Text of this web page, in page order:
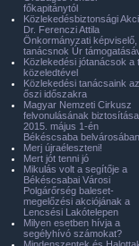
főkapitánytól
Közlekedésbiztonsági
Dr. Ferenczi Attila
Önkormányzati képviselő,
tanácsnok Úr
Közlekedési jótanácsok a
közeledtével
Közlekedési tanácsaink az
őszi időszakra
Magyar Nemzeti Cirkusz
felvonulásának biztosítása
2015. május 1-én
Békéscsaba belvárosában
Merj újraéleszteni!
Mert jót tenni jó
Mikulás volt a segítője a
Békéscsabai Városi
Polgárőrség baleset-
megelőzési akciójának a
Lencsési Lakótelepen
Milyen esetben hívja a
segélyhívó számokat?